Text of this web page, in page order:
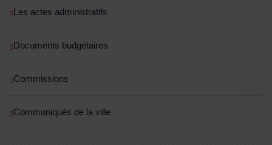
Les actes administratifs
Documents budgétaires
Commissions
Communiqués de la ville